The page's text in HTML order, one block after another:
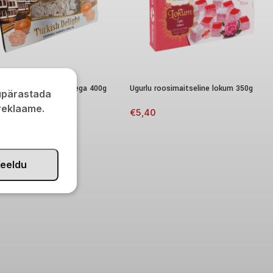
lokum sarapuupähklitega 400g Ugurlu roosimaitseline lokum 350g
€5,40